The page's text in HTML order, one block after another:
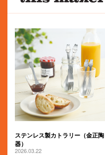
ステンレス製カトラリー（金正陶
器）
2026.03.22